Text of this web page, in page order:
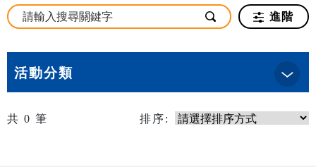
進階
活動分類
共 0 筆 排序: